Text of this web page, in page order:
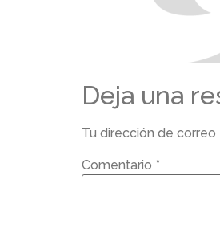
Deja una
Tu dirección de
Comentario *